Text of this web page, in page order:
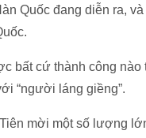
Quốc đang diễn ra,
bất cứ thành công nào
“người láng giềng”.
mời một số lượng